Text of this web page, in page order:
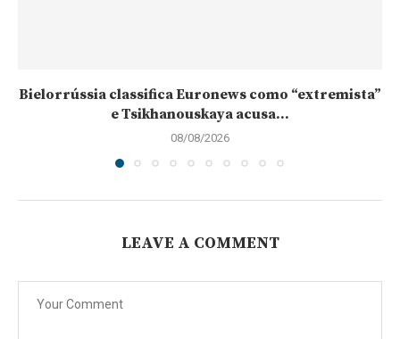
Bielorrússia classifica Euronews como “extremista”
e Tsikhanouskaya acusa...
08/08/2026
LEAVE A COMMENT